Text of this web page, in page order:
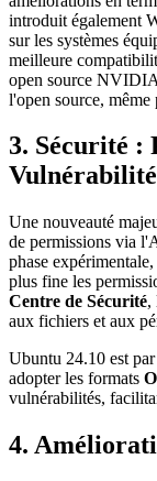
introduit également
sur les systèmes
meilleure
open source
l'open source,
3. Sécurité :
Une nouveauté
de permissions via
phase
plus fine les
Centre de Sécurité,
aux fichiers et aux
Ubuntu 24.10 est
adopter les formats
vulnérabilités,
4.